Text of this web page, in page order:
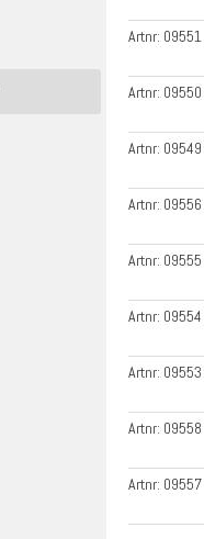
Artnr: 09551
Artnr: 09550
Artnr: 09549
Artnr: 09556
Artnr: 09555
Artnr: 09554
Artnr: 09553
Artnr: 09558
Artnr: 09557